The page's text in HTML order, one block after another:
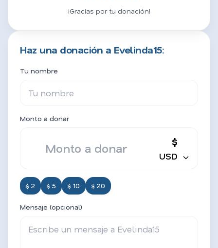
¡Gracias por tu donación!
Haz una donación a Evelinda15:
Tu nombre
Monto a donar
$
USD
$ 2 $ 5 $ 10 $ 20
Mensaje (opcional)